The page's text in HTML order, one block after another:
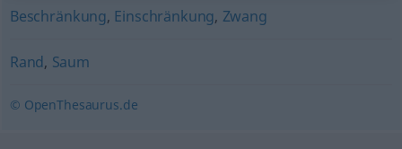
Beschränkung, Einschränkung, Zwang
Rand, Saum
© OpenThesaurus.de